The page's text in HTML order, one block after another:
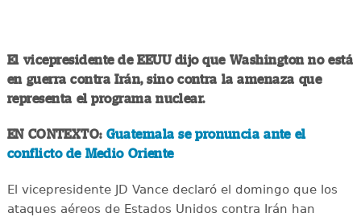
El vicepresidente de EEUU dijo que Washington no está
en guerra contra Irán, sino contra la amenaza que
representa el programa nuclear.
EN CONTEXTO: Guatemala se pronuncia ante el
conflicto de Medio Oriente
El vicepresidente JD Vance declaró el domingo que los
ataques aéreos de Estados Unidos contra Irán han